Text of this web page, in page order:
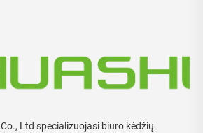
Ltd specializuojasi biuro kėdžių